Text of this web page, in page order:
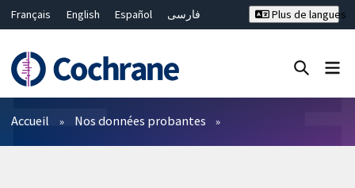
Français English Español
فارسی
Bahasa Malaysia
ไทย
繁體中文
简体中文
Plus de langues
Filtres
Accueil Nos données probantes